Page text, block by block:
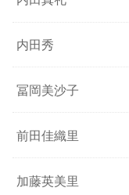
内田秀
冨岡美沙子
前田佳織里
加藤英美里